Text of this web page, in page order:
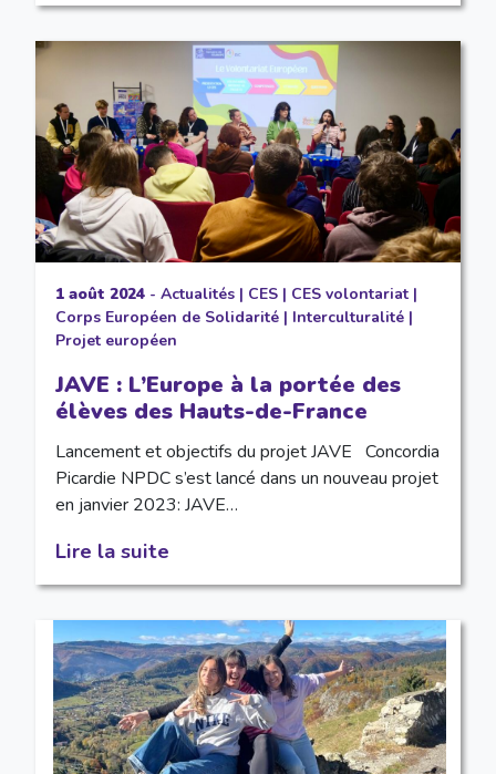
1 août 2024- Actualités| CES| CES volontariat|
Corps Européen de Solidarité| Interculturalité|
Projet européen
JAVE : L’Europe à la portée des
élèves des Hauts-de-France
Lancement et objectifs du projet JAVE Concordia
Picardie NPDC s’est lancé dans un nouveau projet
en janvier 2023: JAVE…
Lire la suite